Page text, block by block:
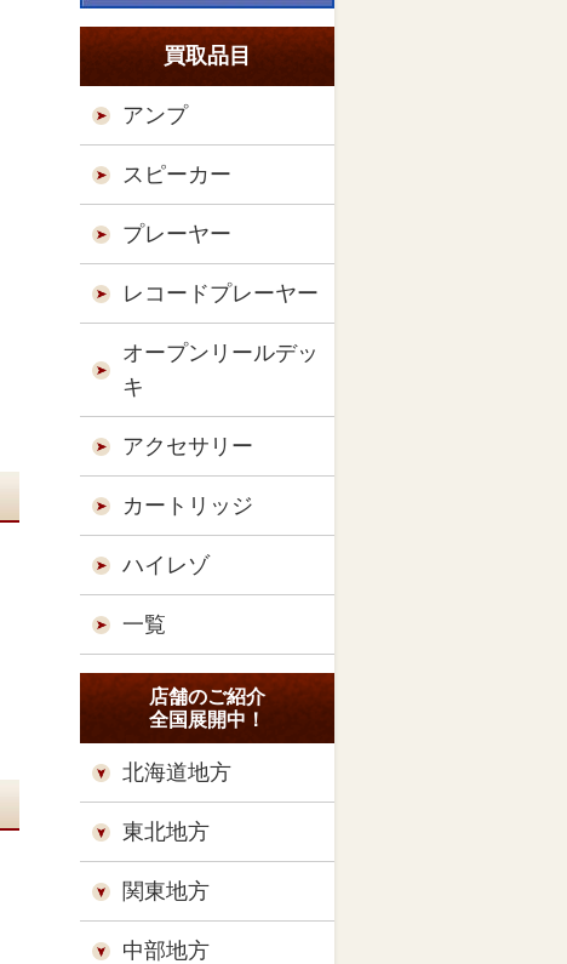
買取品目
アンプ
スピーカー
プレーヤー
レコードプレーヤー
オープンリールデッ
キ
アクセサリー
カートリッジ
ハイレゾ
一覧
店舗のご紹介
全国展開中！
北海道地方
東北地方
関東地方
中部地方